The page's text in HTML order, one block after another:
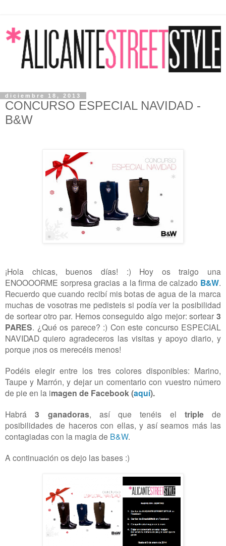
diciembre 18, 2013
CONCURSO ESPECIAL NAVIDAD -
B&W
¡Hola chicas, buenos días! :) Hoy os traigo una
ENOOOORME sorpresa gracias a la firma de calzado B&W.
Recuerdo que cuando recibí mis botas de agua de la marca
muchas de vosotras me pedisteis si podía ver la posibilidad
de sortear otro par. Hemos conseguido algo mejor: sortear 3
PARES. ¿Qué os parece? :) Con este concurso ESPECIAL
NAVIDAD quiero agradeceros las visitas y apoyo diario, y
porque ¡nos os merecéis menos!
Podéis elegir entre los tres colores disponibles: Marino,
Taupe y Marrón, y dejar un comentario con vuestro número
de pie en la imagen de Facebook (aquí).
Habrá3 ganadoras, así que tenéis el triplede
posibilidades de haceros con ellas, y así seamos más las
contagiadas con la magia de B&W.
A continuación os dejo las bases :)